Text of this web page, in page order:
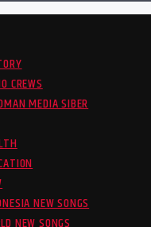
CREWS
MEDIA SIBER
NEW SONGS